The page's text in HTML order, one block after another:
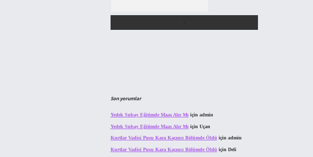
Son yorumlar
Yedek Subay Eğitimde Maaş Alır Mı için admin
Yedek Subay Eğitimde Maaş Alır Mı için Uçan
Kurtlar Vadisi Pusu Kara Kaçıncı Bölümde Öldü için admin
Kurtlar Vadisi Pusu Kara Kaçıncı Bölümde Öldü için Deli